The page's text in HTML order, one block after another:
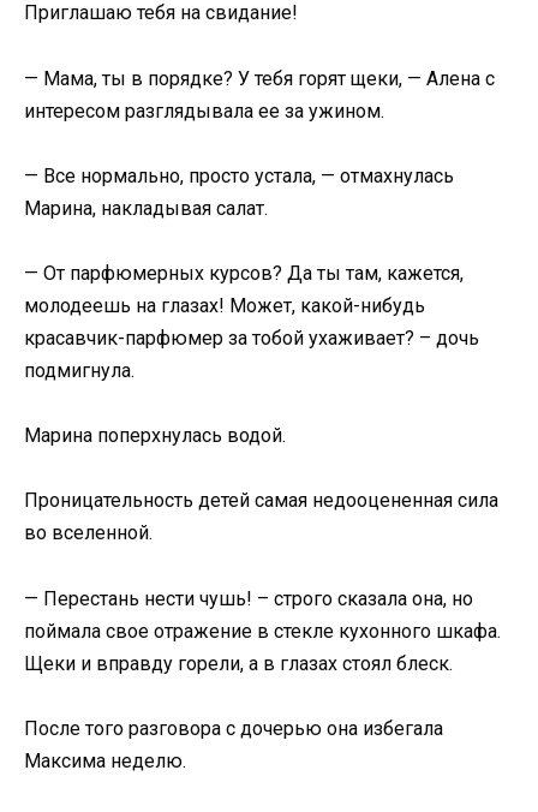
Приглашаю тебя на свидание!
— Мама, ты в порядке? У тебя горят щеки, — Алена с
интересом разглядывала ее за ужином.
— Все нормально, просто устала, — отмахнулась
Марина, накладывая салат.
— От парфюмерных курсов? Да ты там, кажется,
молодеешь на глазах! Может, какой-нибудь
красавчик-парфюмер за тобой ухаживает? – дочь
подмигнула.
Марина поперхнулась водой.
Проницательность детей самая недооцененная сила
во вселенной.
— Перестань нести чушь! – строго сказала она, но
поймала свое отражение в стекле кухонного шкафа.
Щеки и вправду горели, а в глазах стоял блеск.
После того разговора с дочерью она избегала
Максима неделю.